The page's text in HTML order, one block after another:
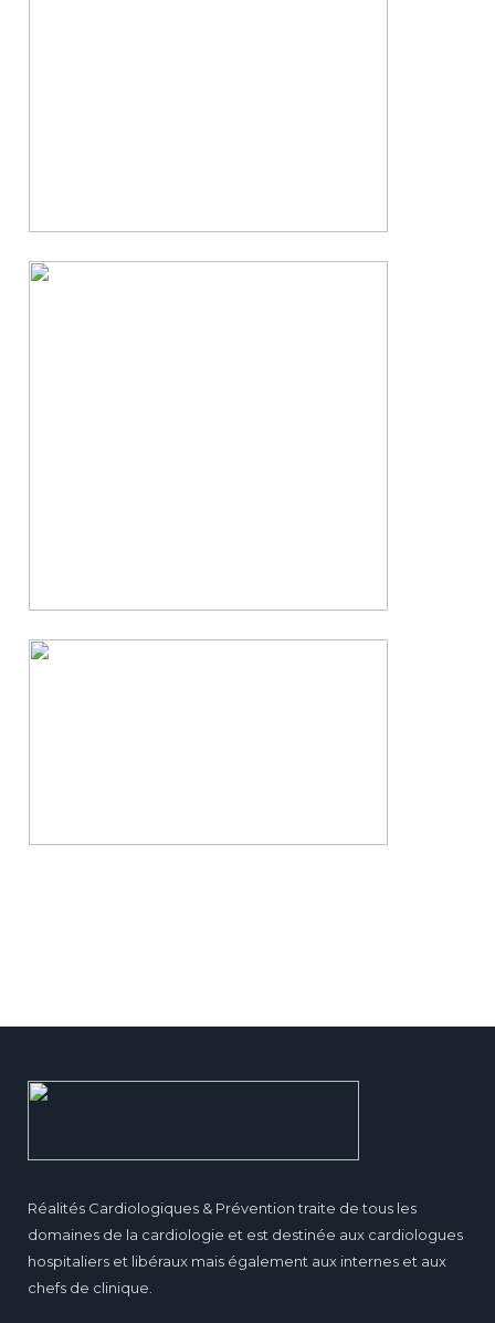
Réalités Cardiologiques & Prévention traite de tous les
domaines de la cardiologie et est destinée aux cardiologues
hospitaliers et libéraux mais également aux internes et aux
chefs de clinique.